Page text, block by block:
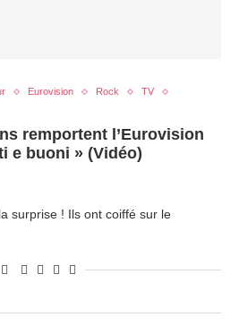
Eurovision Rock
TV
remportent l’Eurovision
e buoni » (Vidéo)
surprise ! Ils ont coiffé sur le